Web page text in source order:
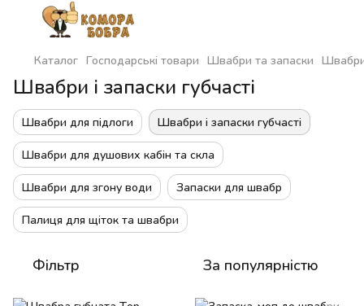
Каталог Господарські товари Швабри та запаски Швабри
Швабри і запаски губчасті
Швабри для підлоги Швабри і запаски губчасті
Швабри для душових кабін та скла
Швабри для згону води Запаски для швабр
Палиця для щіток та швабри
Фільтр За популярністю